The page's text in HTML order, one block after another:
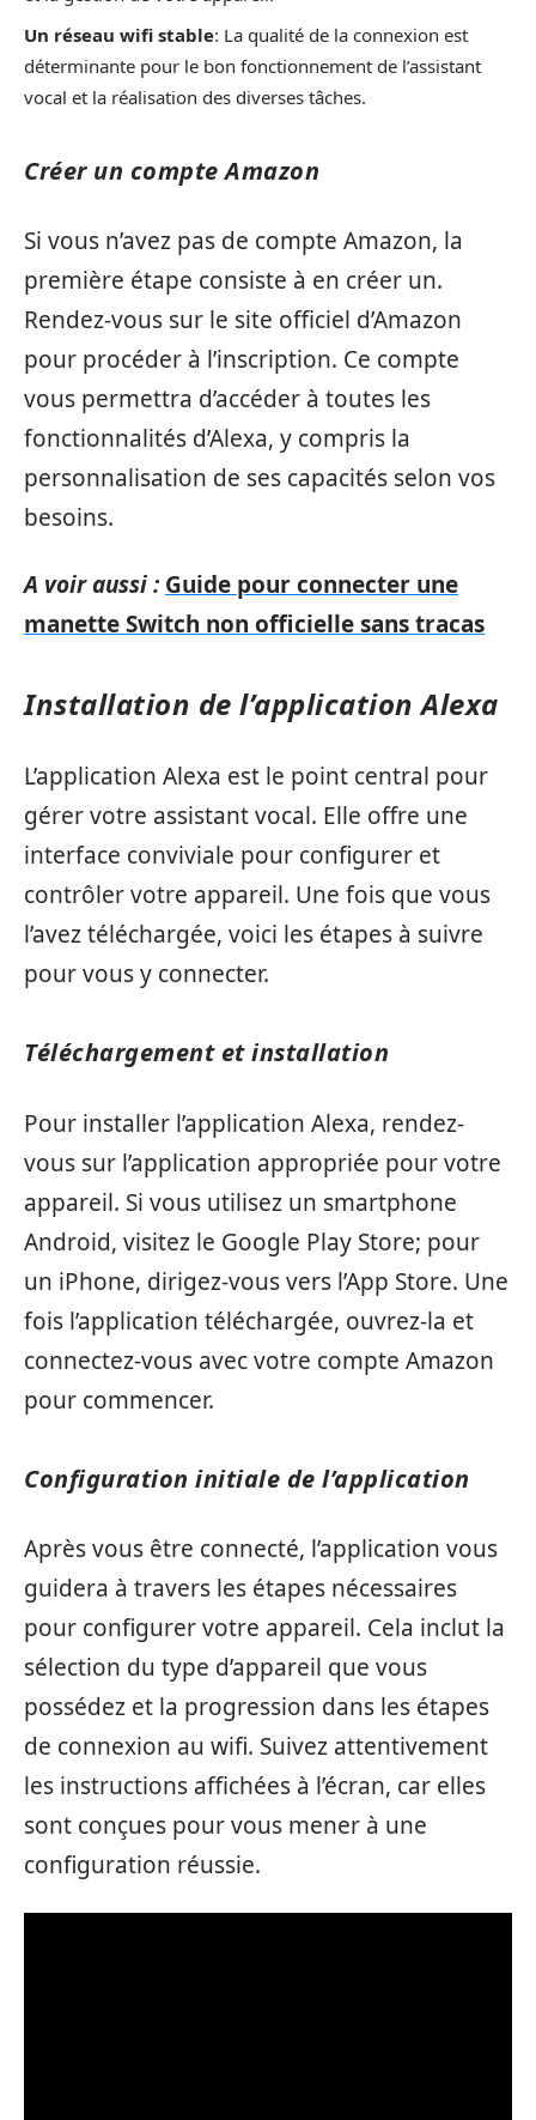
Un réseau wifi stable: La qualité de la connexion est
déterminante pour le bon fonctionnement de l’assistant
vocal et la réalisation des diverses tâches.
Créer un compte Amazon
Si vous n’avez pas de compte Amazon, la
première étape consiste à en créer un.
Rendez-vous sur le site officiel d’Amazon
pour procéder à l’inscription. Ce compte
vous permettra d’accéder à toutes les
fonctionnalités d’Alexa, y compris la
personnalisation de ses capacités selon vos
besoins.
A voir aussi : Guide pour connecter une
manette Switch non officielle sans tracas
Installation de l’application Alexa
L’application Alexa est le point central pour
gérer votre assistant vocal. Elle offre une
interface conviviale pour configurer et
contrôler votre appareil. Une fois que vous
l’avez téléchargée, voici les étapes à suivre
pour vous y connecter.
Téléchargement et installation
Pour installer l’application Alexa, rendez-
vous sur l’application appropriée pour votre
appareil. Si vous utilisez un smartphone
Android, visitez le Google Play Store; pour
un iPhone, dirigez-vous vers l’App Store. Une
fois l’application téléchargée, ouvrez-la et
connectez-vous avec votre compte Amazon
pour commencer.
Configuration initiale de l’application
Après vous être connecté, l’application vous
guidera à travers les étapes nécessaires
pour configurer votre appareil. Cela inclut la
sélection du type d’appareil que vous
possédez et la progression dans les étapes
de connexion au wifi. Suivez attentivement
les instructions affichées à l’écran, car elles
sont conçues pour vous mener à une
configuration réussie.